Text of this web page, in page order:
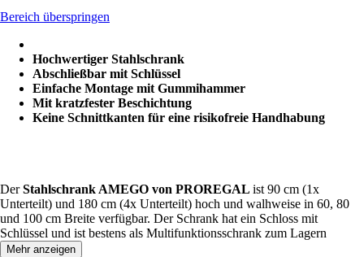
Bereich überspringen
Hochwertiger Stahlschrank
Abschließbar mit Schlüssel
Einfache Montage mit Gummihammer
Mit kratzfester Beschichtung
Keine Schnittkanten für eine risikofreie Handhabung
DerStahlschrank AMEGO von PROREGAL ist 90 cm (1x
Unterteilt) und 180 cm (4x Unterteilt) hoch und walhweise in 60, 80
und 100 cm Breite verfügbar. Der Schrank hat ein Schloss mit
Schlüssel und ist bestens als Multifunktionsschrank zum Lagern
geeignet.
Mehr anzeigen